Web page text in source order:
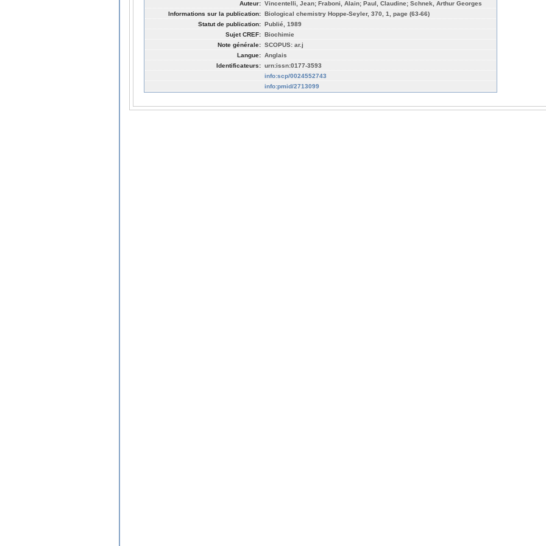
Auteur: Vincentelli, Jean; Fraboni, Alain; Paul, Claudine; Schnek, Arthur Georges
Informations sur la publication: Biological chemistry Hoppe-Seyler, 370, 1, page (63-66)
Statut de publication: Publié, 1989
Sujet CREF: Biochimie
Note générale: SCOPUS: ar.j
Langue: Anglais
Identificateurs: urn:issn:0177-3593
info:scp/0024552743
info:pmid/2713099